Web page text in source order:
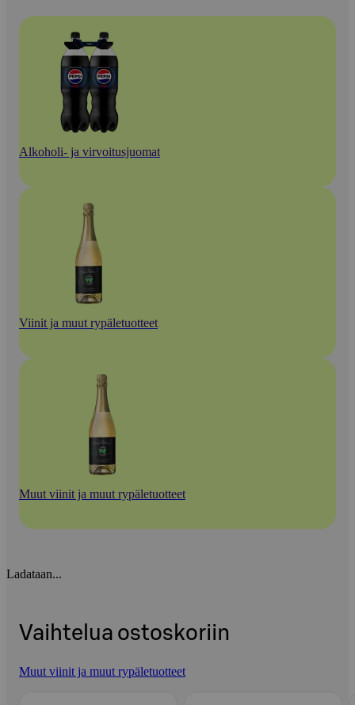
Alkoholi- ja virvoitusjuomat
Viinit ja muut rypäletuotteet
Muut viinit ja muut rypäletuotteet
Ladataan...
Vaihtelua ostoskoriin
Muut viinit ja muut rypäletuotteet